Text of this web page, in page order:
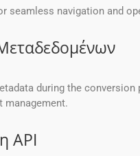
seamless navigation and
during the conversion
management.
API